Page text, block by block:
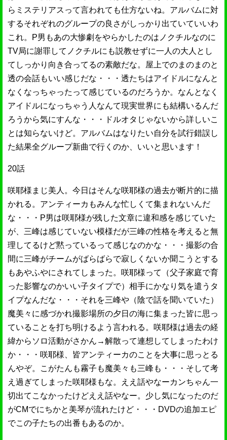
らミステリアスって言われても仕方ないね。アルバムに対
するそれぞれのグループの良さがしっかり出ていていいわ
これ。P男もあの大惨劇をやらかしたのはノクチルなのに
TV局に謝罪してノクチルにも説教せずに一人の大人とし
てしっかり向き合ってるの素敵だな。屋上でのまのまのと
透の会話もいい感じだな・・・透たちはアイドルになんと
なくなっちゃったって感じているのだろうか。なんとなく
アイドルになっちゃう人なんて現実世界にも結構いるんだ
ろうから気にすんな・・・ドルオタじゃないから詳しいこ
とは知らないけど。アルバムはなりたい自分を試行錯誤し
た結果全グループ新曲で行くのか、いいと思います！
20話
咲耶様まじ美人。今日はそんな咲耶様の過去が断片的に描
かれる。アンティーカもみんな忙しくて集まれないんだ
な・・・P男は咲耶様が残した文章に違和感を感じていた
が、三峰は感じていない模様だが三峰の性格を考えると無
理してるけど黙っているって感じなのかな・・・撮影の合
間に三峰がチームがばらばらで寂しくないか聞こうとする
もあやふやにされてしまった。咲耶様って（父子家庭で育
った影響なのかいい子タイプで）相手にかなり気を遣うタ
イプなんだな・・・それを三峰や（陰で話を聞いていた）
魔美々に感づかれ撮影場所の夕日の海に集まった皆に思っ
ていることを打ち明けるよう言われる。咲耶様は過去の経
緯からソロ活動がさかん→解散って連想してしまったわけ
か・・・咲耶様、皆アンティーカのことを大事に思っとる
んやぞ。こがたんも霧子も魔美々も三峰も・・・そして考
え過ぎてしまった咲耶様もな。ええ話やなーカンちゃん一
切出てこなかったけどええ話やなー。少し気になったのだ
がCMでにちかと美琴が流れたけど・・・DVDの追加エピ
でこの子たちの出番もあるのか。